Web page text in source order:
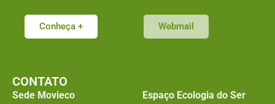
Conheça + Webmail
CONTATO
Sede Movieco
Espaço Ecologia do Ser